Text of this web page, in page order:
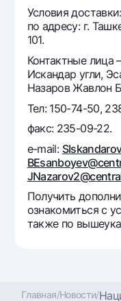
Условия
по адресу: г.
101.
Контактные лица
Искандар угли,
Назаров Жавлон
Тел: 150-74-50,
факс: 235-09-22.
e-mail:
Получить
ознакомиться с
также по
Главная/Новости/